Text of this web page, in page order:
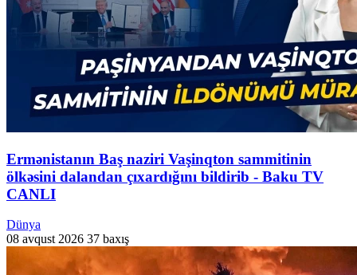
Ermənistanın Baş naziri Vaşinqton sammitinin
ölkəsini dalandan çıxardığını bildirib - Baku TV
CANLI
Dünya
08 avqust 2026 37 baxış